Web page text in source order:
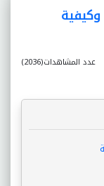
عدد المشاهدات(2036)